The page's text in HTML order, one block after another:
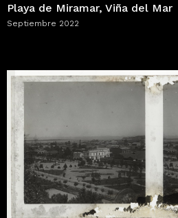
Playa de Miramar, Viña del Mar
Septiembre 2022